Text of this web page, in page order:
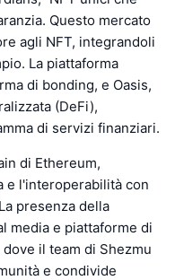
Questo mercato
agli NFT, integrandoli
La piattaforma
di bonding, e Oasis,
(DeFi),
di servizi finanziari.
di Ethereum,
e l'interoperabilità con
presenza della
media e piattaforme di
il team di Shezmu
e condivide